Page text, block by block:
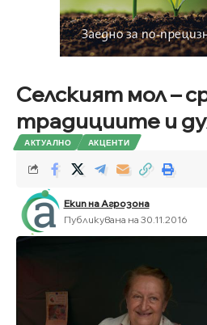
Селският мол –
традициите и
АКТУАЛНО АКЦЕНТИ
Екип на Агрозона
Публикувана на 30.11.2016